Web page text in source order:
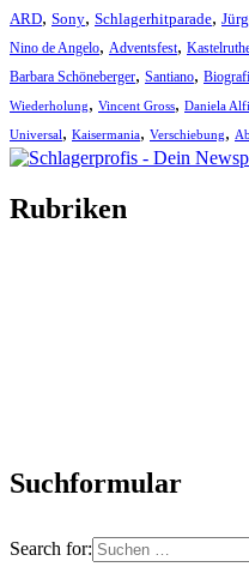
ARD, Sony, Schlagerhitparade,
Nino de Angelo, Adventsfest,
Barbara Schöneberger, Santiano,
Wiederholung, Vincent Gross, Daniela
Universal, Kaisermania, Verschiebung,
Rubriken
Suchformular
Search for: